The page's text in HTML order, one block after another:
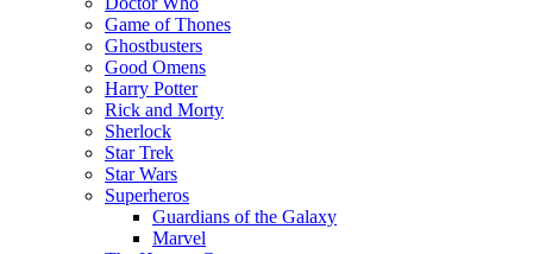
Game of Thones
Ghostbusters
Good Omens
Harry Potter
Rick and Morty
Sherlock
Star Trek
Star Wars
Superheros
Guardians of the Galaxy
Marvel